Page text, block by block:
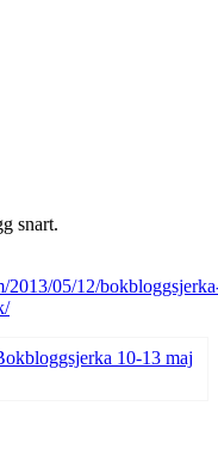
snart.
2013/05/12/
10-13 maj